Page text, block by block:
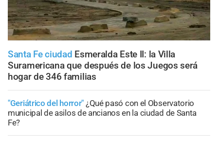
Santa Fe ciudad Esmeralda Este II: la Villa
Suramericana que después de los Juegos será
hogar de 346 familias
"Geriátrico del horror" ¿Qué pasó con el Observatorio
municipal de asilos de ancianos en la ciudad de Santa
Fe?